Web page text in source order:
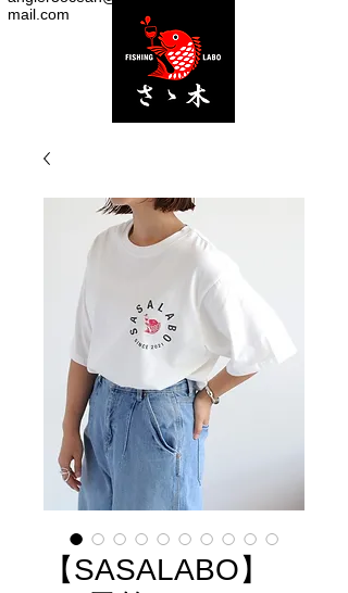
mail.com
【SASALABO】